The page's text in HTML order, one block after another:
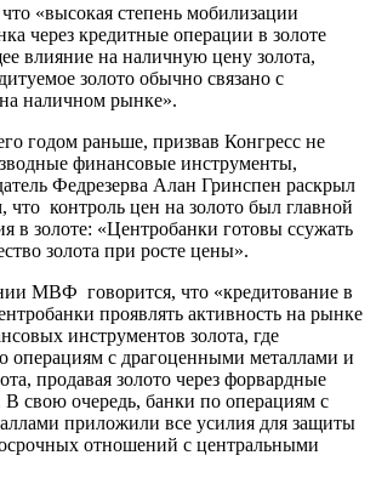
«высокая степень мобилизации
через кредитные операции в золоте
влияние на наличную цену золота,
золото обычно связано с
наличном рынке».
годом раньше, призвав Конгресс не
финансовые инструменты,
Федрезерва Алан Гринспен раскрыл
контроль цен на золото был главной
в золоте: «Центробанки готовы ссужать
золота при росте цены».
МВФ говорится, что «кредитование в
проявлять активность на рынке
инструментов золота, где
операциям с драгоценными металлами и
продавая золото через форвардные
свою очередь, банки по операциям с
приложили все усилия для защиты
отношений с центральными